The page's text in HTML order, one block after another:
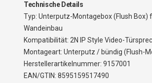
Technische Details
Typ: Unterputz-Montagebox (Flush Box)
Wandeinbau
Kompatibilität: 2N IP Style Video-
Montageart: Unterputz / bündig (Flush-
Herstellerartikelnummer: 9157001
EAN/GTIN: 8595159517490